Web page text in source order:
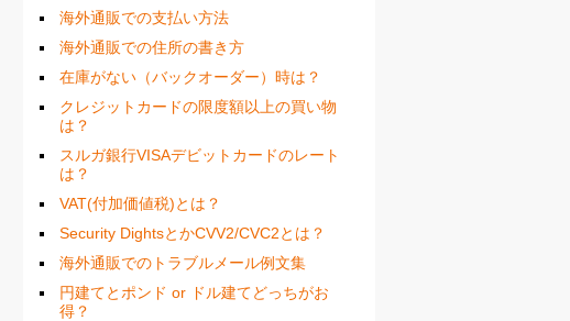
海外通販での支払い方法
海外通販での住所の書き方
在庫がない（バックオーダー）時は？
クレジットカードの限度額以上の買い物
は？
スルガ銀行VISAデビットカードのレート
は？
VAT(付加価値税)とは？
Security DightsとかCVV2/CVC2とは？
海外通販でのトラブルメール例文集
円建てとポンド or ドル建てどっちがお
得？